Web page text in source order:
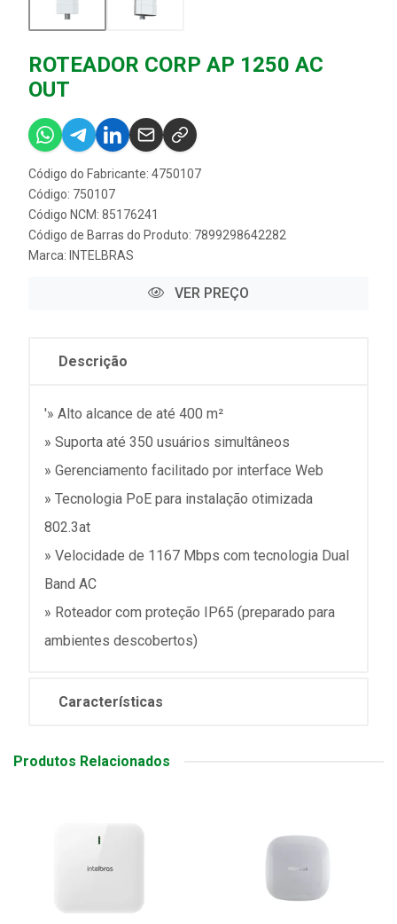
ROTEADOR CORP AP 1250 AC
OUT
Código do Fabricante: 4750107
Código: 750107
Código NCM: 85176241
Código de Barras do Produto: 7899298642282
Marca: INTELBRAS
VER PREÇO
Descrição
'» Alto alcance de até 400 m²
» Suporta até 350 usuários simultâneos
» Gerenciamento facilitado por interface Web
» Tecnologia PoE para instalação otimizada
802.3at
» Velocidade de 1167 Mbps com tecnologia Dual
Band AC
» Roteador com proteção IP65 (preparado para
ambientes descobertos)
Características
Produtos Relacionados